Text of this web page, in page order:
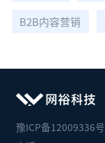
B2B内容营销
豫ICP备12009336号